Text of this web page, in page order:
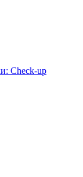
Check-up